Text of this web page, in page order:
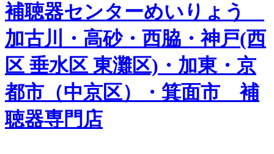
補聴器センターめいりょう
加古川・高砂・西脇・神戸(西
区 垂水区 東灘区)・加東・京
都市（中京区）・箕面市 補
聴器専門店